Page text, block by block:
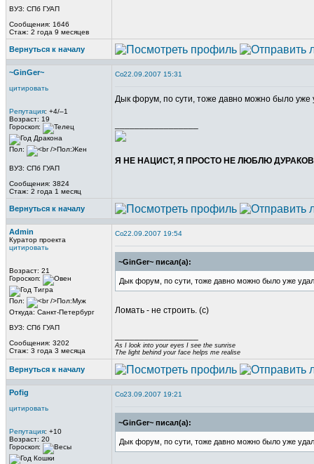
ВУЗ: СПб ГУАП
Сообщения: 1646
Стаж: 2 года 9 месяцев
Вернуться к началу
~GinGer~
цитировать
Репутация: +4/–1
Возраст: 19
Гороскоп:
Пол:
ВУЗ: СПб ГУАП
Сообщения: 3824
Стаж: 2 года 1 месяц
22.09.2007 15:31
Дык форум, по сути, тоже давно можно было уже
Я НЕ НАЦИСТ, Я ПРОСТО НЕ ЛЮБЛЮ
Вернуться к началу
Admin
Куратор проекта
цитировать
Возраст: 21
Гороскоп:
Пол:
Откуда: Санкт-Петербург
ВУЗ: СПб ГУАП
Сообщения: 3202
Стаж: 3 года 3 месяца
22.09.2007 19:54
~GinGer~ писал(а):
Дык форум, по сути, тоже давно можно было уже
Ломать - не строить. (с)
As I look into your eyes I see the sunrise
The light behind your face helps me realise
Вернуться к началу
Pofig
цитировать
Репутация: +10
Возраст: 20
Гороскоп:
23.09.2007 19:21
~GinGer~ писал(а):
Дык форум, по сути, тоже давно можно было уже